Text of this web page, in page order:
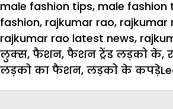
male fashion tips, male fashion
fashion, rajkumar rao, rajkumar
rajkumar rao latest news,
लुक्स, फैशन, फैशन ट्रेंड लड़को के,
लड़को का फैशन, लड़को के कपड़े